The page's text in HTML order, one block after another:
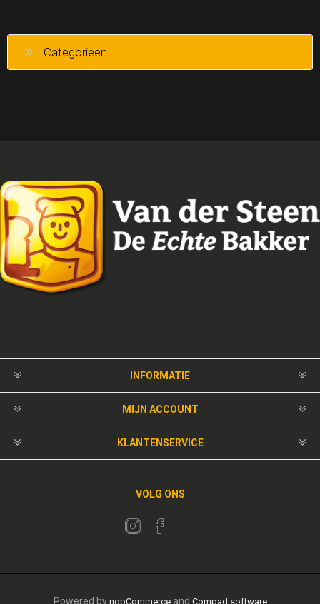
Categorieen
INFORMATIE
MIJN ACCOUNT
KLANTENSERVICE
VOLG ONS
Powered by nopCommerceand Compad software